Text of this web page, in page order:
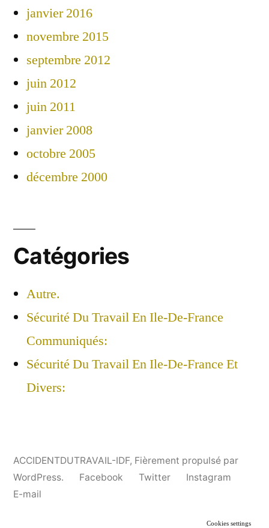
janvier 2016
novembre 2015
septembre 2012
juin 2012
juin 2011
janvier 2008
octobre 2005
décembre 2000
Catégories
Autre.
Sécurité Du Travail En Ile-De-France
Communiqués:
Sécurité Du Travail En Ile-De-France Et
Divers:
ACCIDENTDUTRAVAIL-IDF, Fièrement propulsé par
WordPress.
Facebook Twitter
Instagram
E-mail
Cookies settings